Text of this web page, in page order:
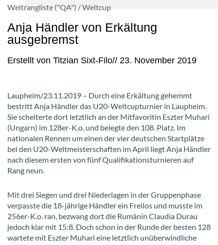
Weltrangliste ("QA") / Weltcup
Anja Händler von Erkältung
ausgebremst
Erstellt von Titzian Sixt-Filo// 23. November 2019
Laupheim/23.11.2019 – Durch eine Erkältung gehemmt
bestritt Anja Händler das U20-Weltcupturnier in Laupheim.
Sie scheiterte dort letztlich an der Mitfavoritin Eszter Muhari
(Ungarn) im 128er-K.o. und belegte den 108. Platz. Im
nationalen Rennen um einen der vier deutschen Startplätze
bei den U20-Weltmeisterschaften im April liegt Anja Händler
nach diesem ersten von fünf Qualifikationsturnieren auf
Rang neun.
Mit drei Siegen und drei Niederlagen in der Gruppenphase
verpasste die 18-jährige Händler ein Freilos und musste im
256er-K.o. ran, bezwang dort die Rumänin Claudia Durau
jedoch klar mit 15:8. Doch schon in der Runde der besten 128
wartete mit Eszter Muhari eine letztlich unüberwindliche